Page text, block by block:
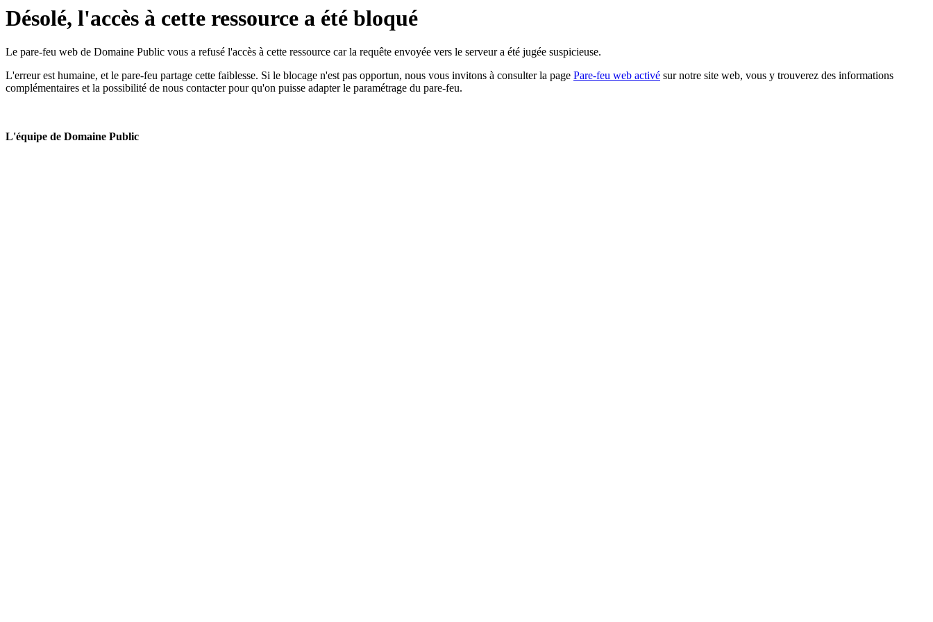
Désolé, l'accès à cette ressource a été bloqué
Le pare-feu web de Domaine Public vous a refusé l'accès à cette ressource car la requête envoyée vers le serveur a été jugée suspicieuse.
L'erreur est humaine, et le pare-feu partage cette faiblesse. Si le blocage n'est pas opportun, nous vous invitons à consulter la page Pare-feu web activé sur notre site web, vous y trouverez des informations
complémentaires et la possibilité de nous contacter pour qu'on puisse adapter le paramétrage du pare-feu.
L'équipe de Domaine Public